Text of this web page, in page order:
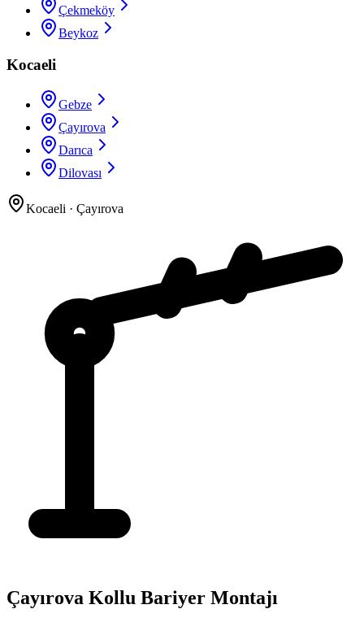
Çekmeköy
Beykoz
Kocaeli
Gebze
Çayırova
Darıca
Dilovası
Kocaeli · Çayırova
Çayırova Kollu Bariyer Montajı